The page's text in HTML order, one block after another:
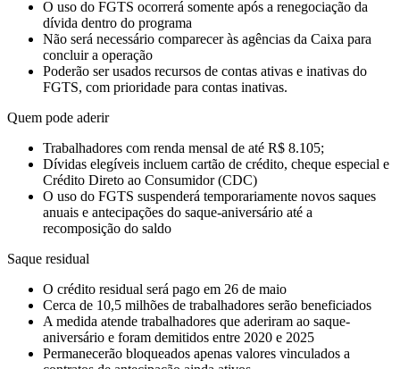
O uso do FGTS ocorrerá somente após a renegociação da
dívida dentro do programa
Não será necessário comparecer às agências da Caixa para
concluir a operação
Poderão ser usados recursos de contas ativas e inativas do
FGTS, com prioridade para contas inativas.
Quem pode aderir
Trabalhadores com renda mensal de até R$ 8.105;
Dívidas elegíveis incluem cartão de crédito, cheque especial e
Crédito Direto ao Consumidor (CDC)
O uso do FGTS suspenderá temporariamente novos saques
anuais e antecipações do saque-aniversário até a
recomposição do saldo
Saque residual
O crédito residual será pago em 26 de maio
Cerca de 10,5 milhões de trabalhadores serão beneficiados
A medida atende trabalhadores que aderiram ao saque-
aniversário e foram demitidos entre 2020 e 2025
Permanecerão bloqueados apenas valores vinculados a